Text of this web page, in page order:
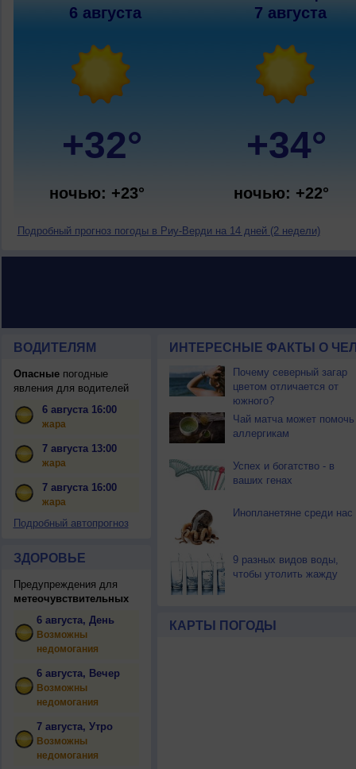
6 августа
+32°
ночью: +23°
7 августа
+34°
ночью: +22°
Подробный прогноз погоды в Риу-Верди на 14 дней (2 недели)
ВОДИТЕЛЯМ
Опасныепогодные
явления для водителей
6 августа 16:00
жара
7 августа 13:00
жара
7 августа 16:00
жара
Подробный автопрогноз
ЗДОРОВЬЕ
Предупреждения для
метеочувствительных
6 августа, День
Возможны
недомогания
6 августа, Вечер
Возможны
недомогания
7 августа, Утро
Возможны
недомогания
ИНТЕРЕСНЫЕ ФАКТЫ О
Почему северный загар
цветом отличается от
южного?
Чай матча может помочь
аллергикам
Успех и богатство - в
ваших генах
Инопланетяне среди нас
9 разных видов воды,
чтобы утолить жажду
КАРТЫ ПОГОДЫ